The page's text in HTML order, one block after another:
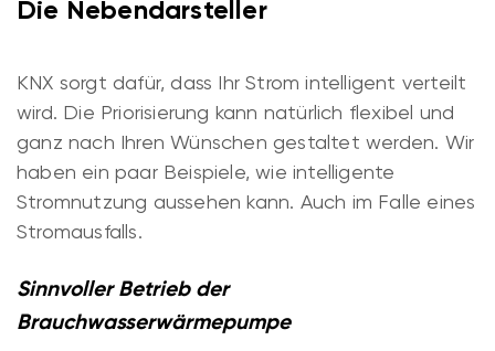
Die Nebendarsteller
KNX sorgt dafür, dass Ihr Strom intelligent verteilt
wird. Die Priorisierung kann natürlich flexibel und
ganz nach Ihren Wünschen gestaltet werden. Wir
haben ein paar Beispiele, wie intelligente
Stromnutzung aussehen kann. Auch im Falle eines
Stromausfalls.
Sinnvoller Betrieb der
Brauchwasserwärmepumpe